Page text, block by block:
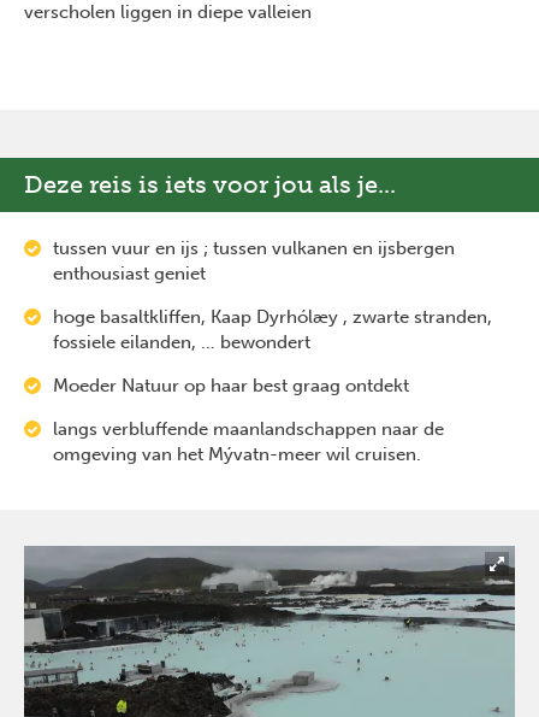
verscholen liggen in diepe valleien
Deze reis is iets voor jou als je...
tussen vuur en ijs ; tussen vulkanen en ijsbergen
enthousiast geniet
hoge basaltkliffen, Kaap Dyrhólæy , zwarte stranden,
fossiele eilanden, … bewondert
Moeder Natuur op haar best graag ontdekt
langs verbluffende maanlandschappen naar de
omgeving van het Mývatn-meer wil cruisen.